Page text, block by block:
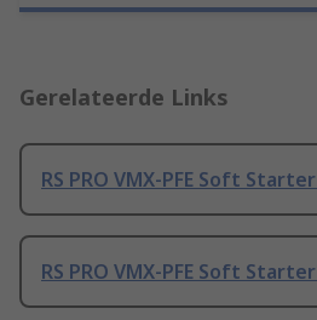
Gerelateerde Links
RS PRO VMX-PFE Soft
RS PRO VMX-PFE Soft